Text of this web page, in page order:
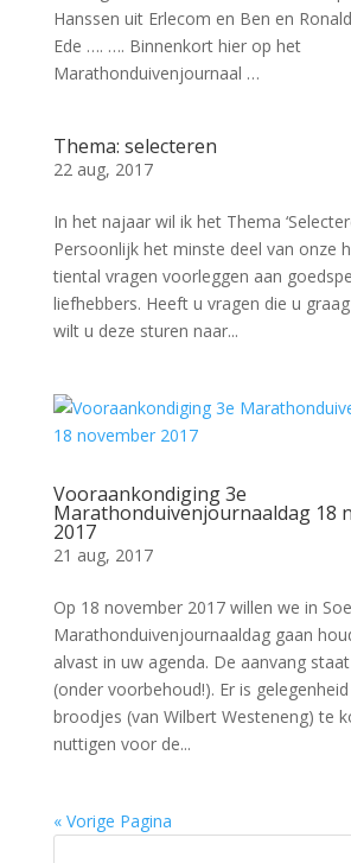
Hanssen uit Erlecom en Ben en
Ede …. …. Binnenkort hier op het
Marathonduivenjournaal …
Thema: selecteren
22 aug, 2017
In het najaar wil ik het Thema
Persoonlijk het minste deel van onze
tiental vragen voorleggen aan
liefhebbers. Heeft u vragen die u
wilt u deze sturen naar...
Vooraankondiging 3e
Marathonduivenjournaaldag 18
2017
21 aug, 2017
Op 18 november 2017 willen we in
Marathonduivenjournaaldag gaan
alvast in uw agenda. De aanvang
(onder voorbehoud!). Er is
broodjes (van Wilbert Westeneng) te
nuttigen voor de...
« Vorige Pagina